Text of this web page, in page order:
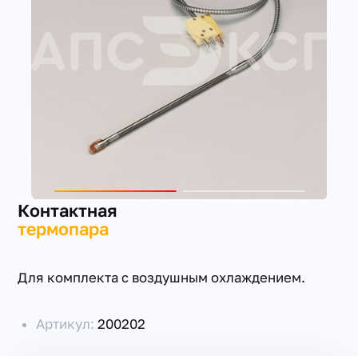
+7(351) 223-98-74
заказать звонок
Контактная
термопара
Для комплекта с воздушным охлаждением.
Артикул:200202